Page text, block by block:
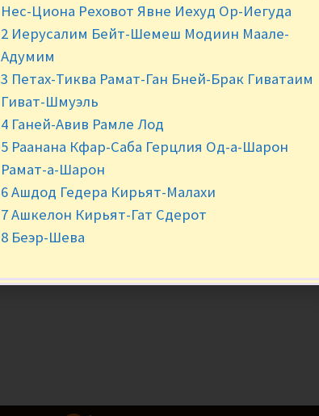
В наличии
- +
Нес-Циона Реховот Явне Иехуд Ор-Иегуда
2 Иерусалим Бейт-Шемеш Модиин Маале-
Адумим
3 Петах-Тиква Рамат-Ган Бней-Брак Гиватаим
Гиват-Шмуэль
4 Ганей-Авив Рамле Лод
5 Раанана Кфар-Саба Герцлия Од-а-Шарон
Рамат-а-Шарон
6 Ашдод Гедера Кирьят-Малахи
7 Ашкелон Кирьят-Гат Сдерот
8 Беэр-Шева